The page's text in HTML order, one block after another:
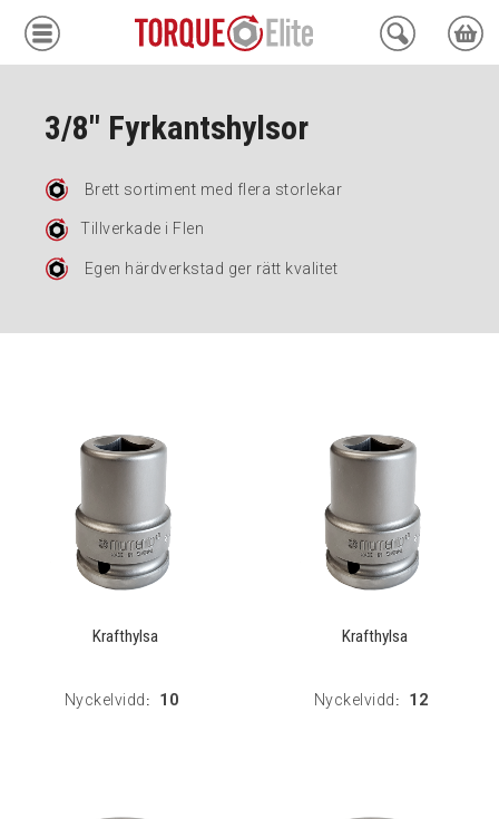
Hydraulik
Mina sidor
3/8" Fyrkantshylsor
Brett sortiment med flera storlekar
Tillverkade i Flen
Egen härdverkstad ger rätt kvalitet
Krafthylsa
Nyckelvidd : 10
Krafthylsa
Nyckelvidd : 12